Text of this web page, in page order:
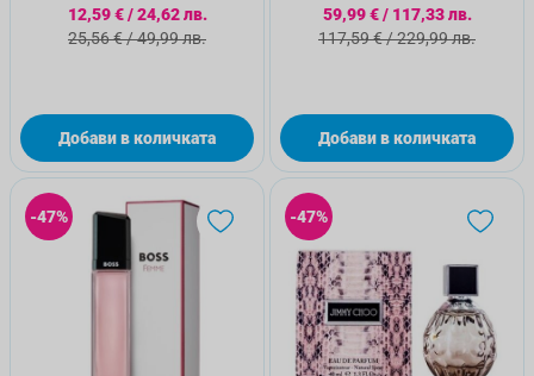
Специална цена
12,59 €/24,62 лв.
Стандартна цена
25,56 €/49,99 лв.
Добави в количката
Специална цена
59,99 €/ 117,33 лв.
Стандартна цена
117,59 €/229,99 лв.
Добави в количката
-47% -47%